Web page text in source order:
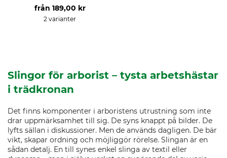
från 189,00 kr
2 varianter
Slingor för arborist – tysta arbetshästar
i trädkronan
Det finns komponenter i arboristens utrustning som inte
drar uppmärksamhet till sig. De syns knappt på bilder. De
lyfts sällan i diskussioner. Men de används dagligen. De bär
vikt, skapar ordning och möjliggör rörelse. Slingan är en
sådan detalj. En till synes enkel slinga av textil eller